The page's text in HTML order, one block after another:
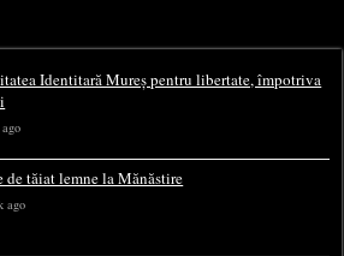
Identitară Mureș pentru libertate, împotriva
de tăiat lemne la Mănăstire
ago